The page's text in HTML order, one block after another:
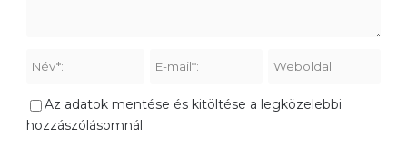
Az adatok mentése és kitöltése a legközelebbi
hozzászólásomnál